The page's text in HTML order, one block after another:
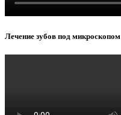
Лечение зубов под микроскопом